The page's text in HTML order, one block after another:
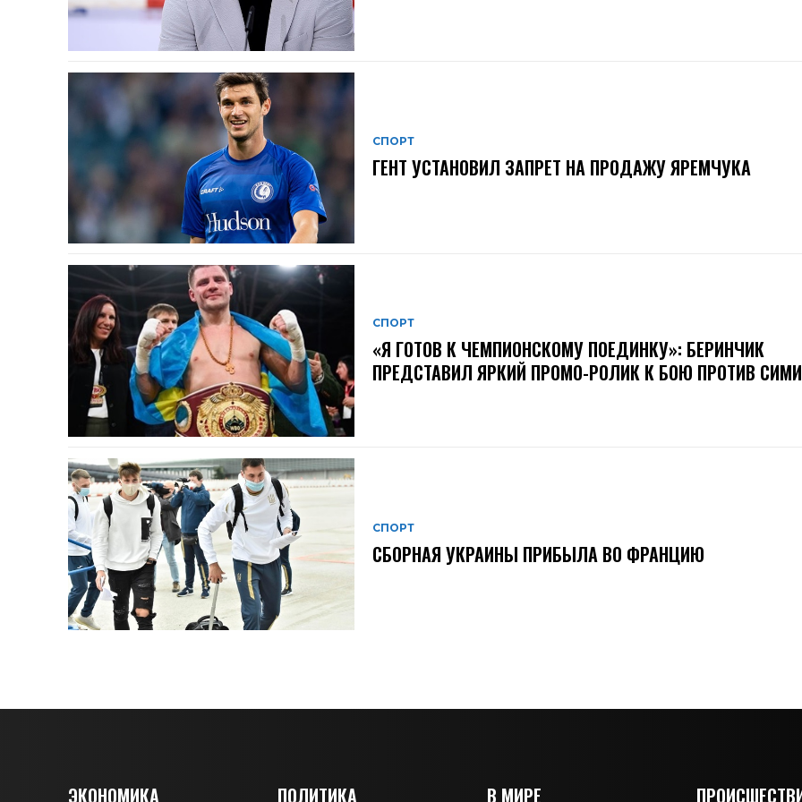
СПОРТ
ГЕНТ УСТАНОВИЛ ЗАПРЕТ НА ПРОДАЖУ ЯРЕМЧУКА
СПОРТ
«Я ГОТОВ К ЧЕМПИОНСКОМУ ПОЕДИНКУ»: БЕРИНЧИК
ПРЕДСТАВИЛ ЯРКИЙ ПРОМО-РОЛИК К БОЮ ПРОТИВ
СПОРТ
СБОРНАЯ УКРАИНЫ ПРИБЫЛА ВО ФРАНЦИЮ
ЭКОНОМИКА ПОЛИТИКА В МИРЕ